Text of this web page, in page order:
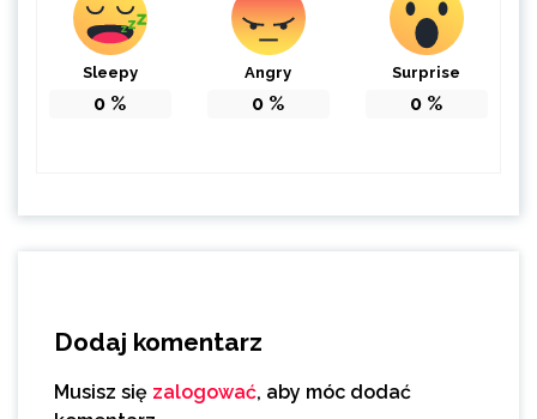
Sleepy
0 %
Angry
0 %
Surprise
0 %
Dodaj komentarz
Musisz się zalogować, aby móc dodać